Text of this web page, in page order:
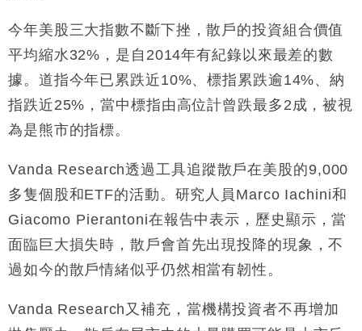
司
今年美股三大指數不斷下挫，散戶的投資組合價值
平均縮水32%，是自2014年有紀錄以來最差的數
據。道指今年已累跌近10%、標指累跌逾14%、納
指跌近25%，當中標指由高位計曾跌最多2成，被視
為是熊市的指標。
Vanda Research透過工具追蹤散戶在美股的9,000
多隻個股和ETF的活動。研究人員Marco Iachini和
Giacomo Pierantoni在報告中表示，歷史顯示，當
面臨巨大損失時，散戶會首先出現投降的現象，不
過如今的散戶情緒似乎仍然相當有韌性。
Vanda Research又補充，當機構投資者不再增加